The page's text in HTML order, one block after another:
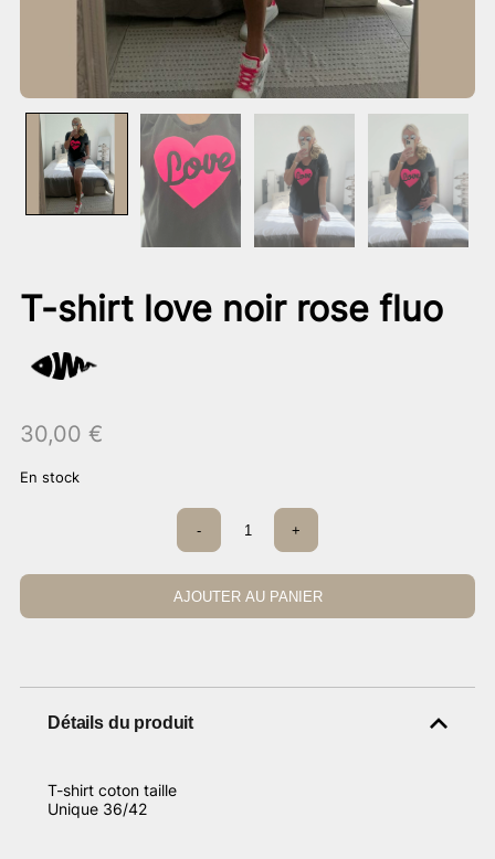
T-shirt love noir rose fluo
30,00 €
En stock
quantité
T-
shirt
love
- +
AJOUTER AU PANIER
Détails du produit
T-shirt coton taille
Unique 36/42